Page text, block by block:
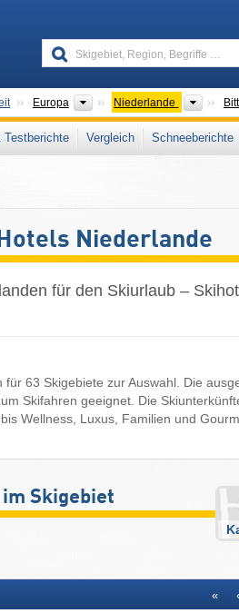
Europa Kontinente
Niederlande Länder
Testberichte Vergleich Schneeberichte
Niederlande
für den Skiurlaub –
63 Skigebiete zur Auswahl. Die
Skifahren geeignet. Die
Wellness, Luxus, Familien und
Skigebiet
« ‹